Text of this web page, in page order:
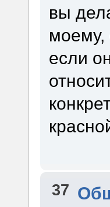
вы
моему,
если
37